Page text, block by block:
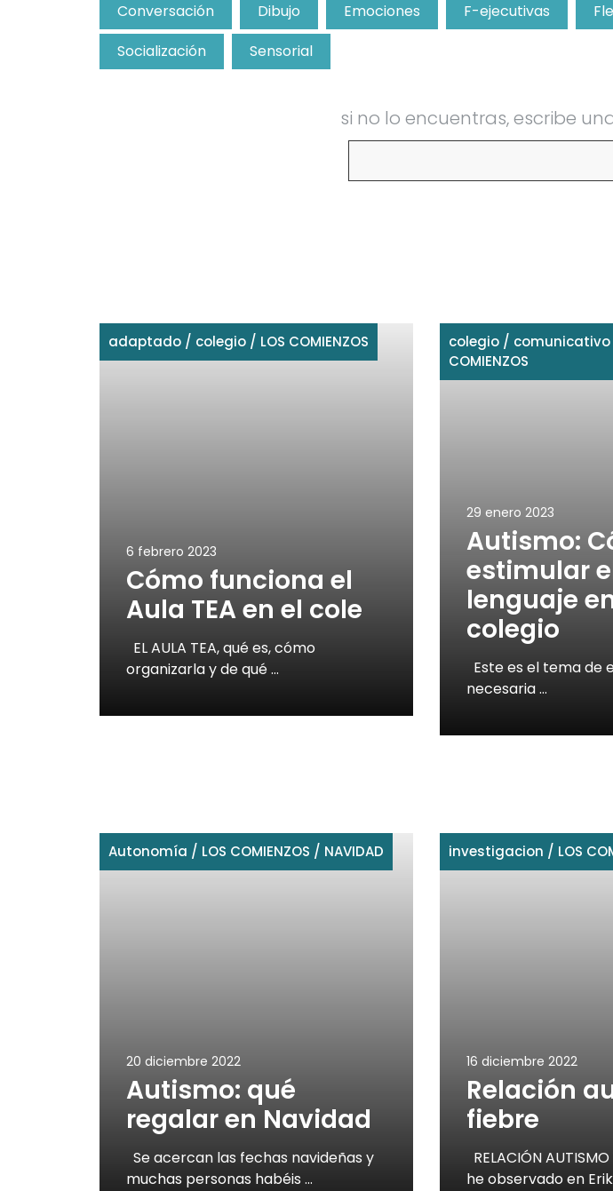
Conversación
Dibujo Emociones F-ejecutivas
Socialización
Sensorial
si no lo encuentras, escribe
adaptado / colegio / LOS COMIENZOS
6 febrero 2023
Cómo funciona el
Aula TEA en el cole
EL AULA TEA, qué es, cómo
organizarla y de qué …
colegio / comunicativo
COMIENZOS
29 enero 2023
Autismo:
estimular
lenguaje
colegio
Este es el tema de
necesaria …
Autonomía / LOS COMIENZOS / NAVIDAD
20 diciembre 2022
Autismo: qué
regalar en Navidad
Se acercan las fechas navideñas y
muchas personas habéis …
investigacion / LOS
16 diciembre 2022
Relación
fiebre
RELACIÓN
he observado en